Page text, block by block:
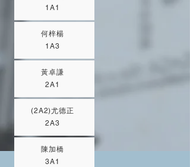
1A1
何梓楊
1A3
黃卓謙
2A1
(2A2)尤德正
2A3
陳加橋
3A1